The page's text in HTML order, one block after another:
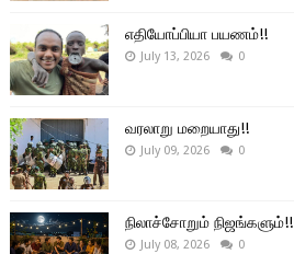
எதியோப்பியா பயணம்!!
July 13, 2026 0
வரலாறு மறையாது!!
July 09, 2026 0
நிலாச்சோறும் நிஜங்களும்!!
July 08, 2026 0